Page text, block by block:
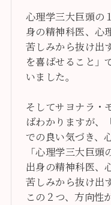
心理学三大巨頭の
身の精神科医、心
苦しみから抜け出
を喜ばせること」
いました。
そしてサヨナラ・
ばわかりますが、
での良い気づき、
「心理学三大巨
出身の精神科医、
苦しみから抜け出
この２つ、方向性